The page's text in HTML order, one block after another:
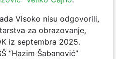
Visoko nisu odgovorili,
za obrazovanje,
iz septembra 2025.
“Hazim Šabanović”